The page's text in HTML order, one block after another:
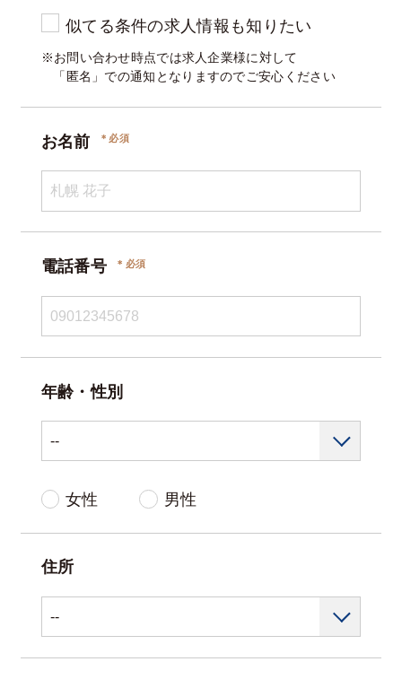
似てる条件の求人情報も知りたい
※お問い合わせ時点では求人企業様に対して
「匿名」での通知となりますのでご安心ください
お名前
電話番号
年齢・性別
女性 男性
住所